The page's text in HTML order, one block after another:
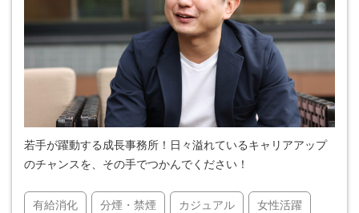
若手が躍動する成長事務所！日々溢れているキャリアアップ
のチャンスを、その手でつかんでください！
有給消化 分煙・禁煙 カジュアル 女性活躍